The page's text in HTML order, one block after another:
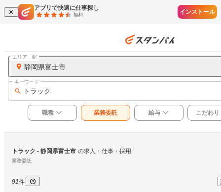
アプリで快適に仕事探し
無料 インストール
静岡県富士市
エリア、駅
トラック
キーワード
職種 業務委託 給与 こだわり
トラック - 静岡県富士市 の求人・仕事・採用
業務委託
91件